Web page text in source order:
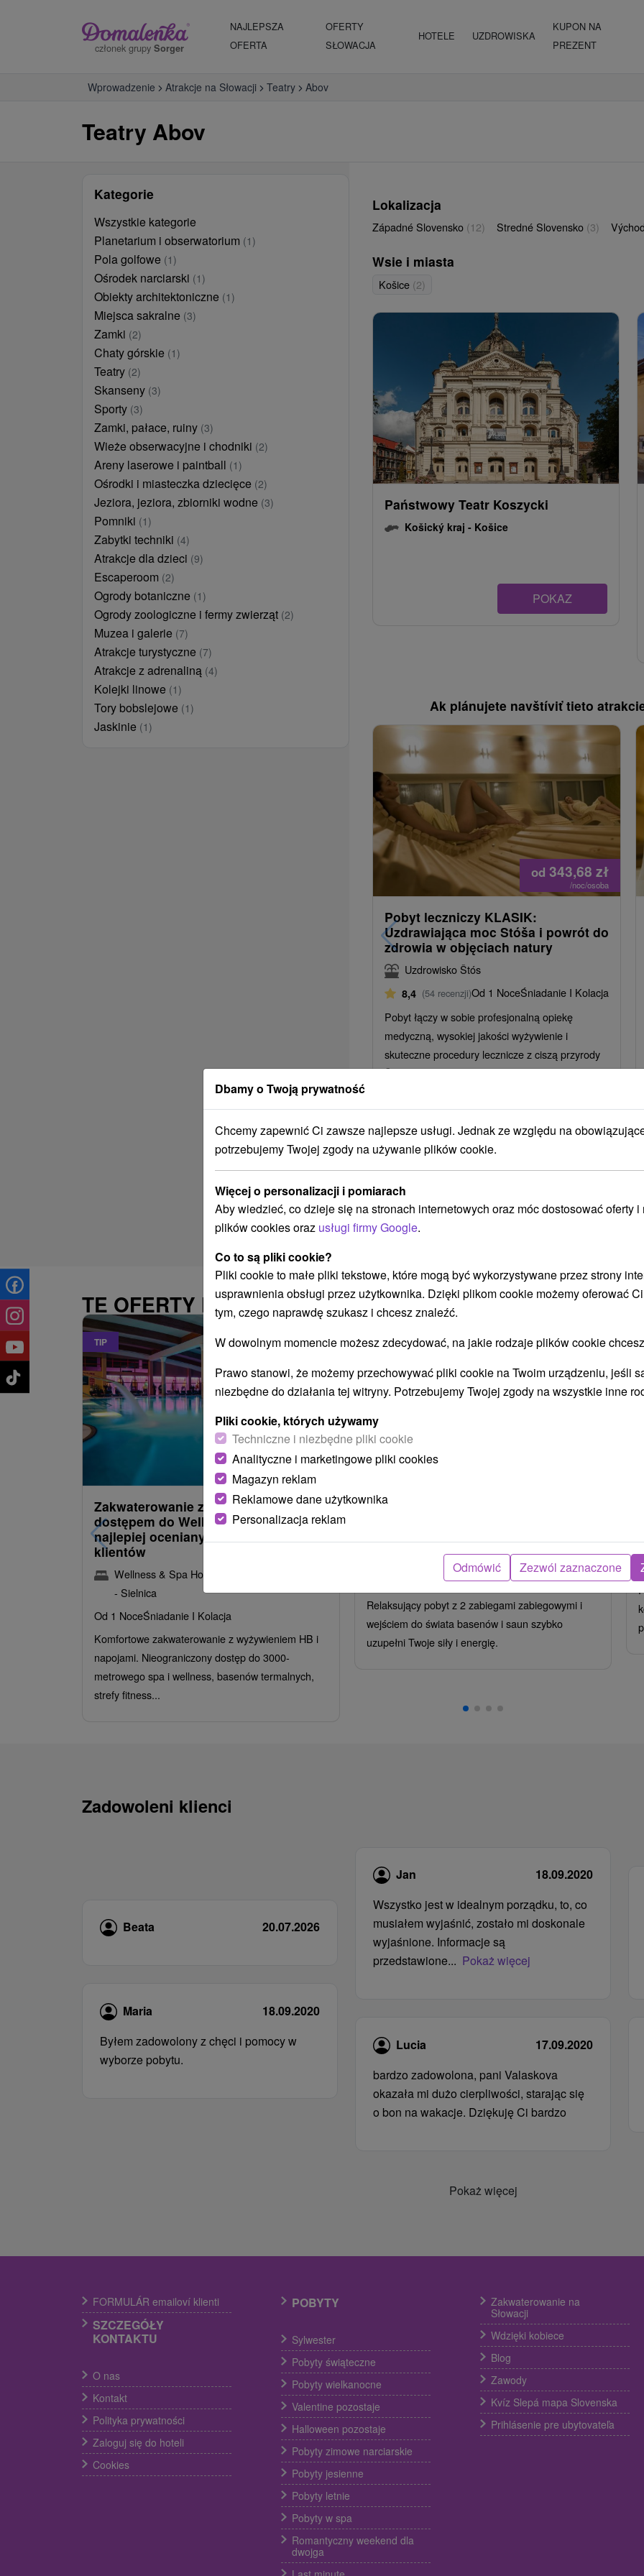
członek grupy Sorger
NAJLEPSZA
OFERTA
OFERTY
SŁOWACJA
HOTELE UZDROWISKA
KUPON NA
PREZENT
Wprowadzenie Atrakcje na Słowacji Teatry Abov
Teatry Abov
Kategorie
Wszystkie kategorie
Planetarium i obserwatorium (1)
Pola golfowe (1)
Ośrodek narciarski (1)
Obiekty architektoniczne (1)
Miejsca sakralne (3)
Zamki (2)
Chaty górskie (1)
Teatry (2)
Skanseny (3)
Sporty (3)
Zamki, pałace, ruiny (3)
Wieże obserwacyjne i chodniki (2)
Areny laserowe i paintball (1)
Ośrodki i miasteczka dziecięce (2)
Jeziora, jeziora, zbiorniki wodne (3)
Pomniki (1)
Zabytki techniki (4)
Atrakcje dla dzieci (9)
Escaperoom (2)
Ogrody botaniczne (1)
Ogrody zoologiczne i fermy zwierząt (2)
Muzea i galerie (7)
Atrakcje turystyczne (7)
Atrakcje z adrenaliną (4)
Kolejki linowe (1)
Tory bobslejowe (1)
Jaskinie (1)
Lokalizacja
Západné Slovensko (12) Stredné Slovensko (3)
Wsie i miasta
Košice (2)
Państwowy Teatr Koszycki
Košický kraj - Košice
POKAZ
Ak plánujete navštíviť tieto
od 343,68 zł
/noc/osoba
Pobyt leczniczy KLASIK:
Uzdrawiająca moc Stóša i powrót do
zdrowia w objęciach natury
Uzdrowisko Štós
8,4 (54 recenzji)Od 1 NoceŚniadanie I Kolacja
Pobyt łączy w sobie profesjonalną opiekę
medyczną, wysokiej jakości wyżywienie i
skuteczne procedury lecznicze z ciszą przyrody
Štós.
TE OFERTY MOGĄ PAŃSTWO BYĆ TAKŻE
TIP
od486,09zł
/noc/osoba
Zakwaterowanie z obiadokolacją i
dostępem do Wellness i Spa: Jeden z
najlepiej ocenianych hoteli przez
klientów
Wellness & Spa Hotel Kaskady
- Sielnica
Od 1 NoceŚniadanie I Kolacja
Komfortowe zakwaterowanie z wyżywieniem HB i
napojami. Nieograniczony dostęp do 3000-
metrowego spa i wellness, basenów termalnych,
strefy fitness...
Intensywny pobyt MINI RELAX:
★★★Trenczańskie Teplice
Śniadanie I Kolacja
Relaksujący pobyt z 2 zabiegami zabiegowymi i
wejściem do świata basenów i saun szybko
uzupełni Twoje siły i energię.
Zadowoleni klienci
Beata 20.07.2026
Maria
18.09.2020
Byłem zadowolony z chęci i pomocy w
wyborze pobytu.
Jan
18.09.2020
Wszystko jest w idealnym porządku, to, co
musiałem wyjaśnić, zostało mi doskonale
wyjaśnione. Informacje są
przedstawione... Pokaż więcej
Lucia
17.09.2020
bardzo zadowolona, ​​pani Valaskova
okazała mi dużo cierpliwości, starając się
o bon na wakacje. Dziękuję Ci bardzo
Pokaż więcej
FORMULÁR emailoví klienti
SZCZEGÓŁY
KONTAKTU
O nas
Kontakt
Polityka prywatności
Zaloguj się do hoteli
Cookies
POBYTY
Sylwester
Pobyty świąteczne
Pobyty wielkanocne
Valentine pozostaje
Halloween pozostaje
Pobyty zimowe narciarskie
Pobyty jesienne
Pobyty letnie
Pobyty w spa
Romantyczny weekend dla
dwojga
Zakwaterowanie na
Słowacji
Wdzięki kobiece
Blog
Zawody
Kvíz Slepá mapa Slovenska
Prihlásenie pre ubytovateľa
Dbamy o Twoją prywatność
Chcemy zapewnić Ci zawsze najlepsze usługi. Jednak ze względu na
potrzebujemy Twojej zgody na używanie plików cookie.
Więcej o personalizacji i pomiarach
Aby wiedzieć, co dzieje się na stronach internetowych oraz móc dostosować oferty i
plików cookies oraz usługi firmy Google.
Co to są pliki cookie?
Pliki cookie to małe pliki tekstowe, które mogą być wykorzystywane przez strony
usprawnienia obsługi przez użytkownika. Dzięki plikom cookie możemy oferować
tym, czego naprawdę szukasz i chcesz znaleźć.
W dowolnym momencie możesz zdecydować, na jakie rodzaje plików cookie
Prawo stanowi, że możemy przechowywać pliki cookie na Twoim urządzeniu, jeśli
niezbędne do działania tej witryny. Potrzebujemy Twojej zgody na wszystkie inne
Pliki cookie, których używamy
Techniczne i niezbędne pliki cookie
Analityczne i marketingowe pliki cookies
Magazyn reklam
Reklamowe dane użytkownika
Personalizacja reklam
Odmówić Zezwól zaznaczone